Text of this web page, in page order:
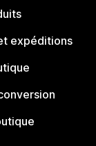
expéditions